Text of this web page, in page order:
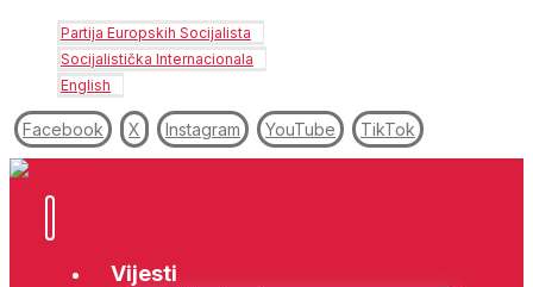
Partija Europskih Socijalista
Socijalistička Internacionala
English
Facebook X Instagram YouTube TikTok
Vijesti